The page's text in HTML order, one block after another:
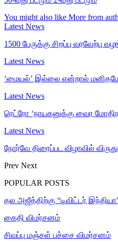
You might also like More from
Latest News
1500 பேருக்கு சிறப்பு வரவேற்பு
Latest News
‘மையல்’ இல்லை என்றால்
Latest News
ரெட்ரோ ‘நாயகனுக்கு வைர மோதிரம்
Latest News
நோர்வே திரைப்பட விழாவில்
Prev Next
POPULAR POSTS
தல அஜீத்திற்கு “டிவிட்டர்
கைதி விமர்சனம்
சிவப்பு மஞ்சள் பச்சை விமர்சனம்